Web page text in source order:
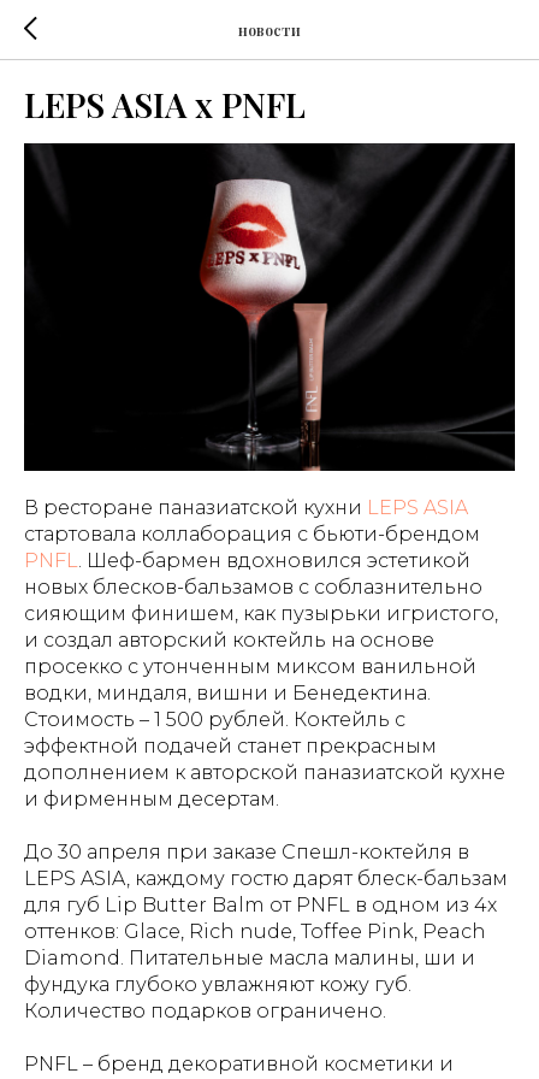
новости
LEPS ASIA x PNFL
В ресторане паназиатской кухни LEPS ASIA
стартовала коллаборация с бьюти-брендом
PNFL. Шеф-бармен вдохновился эстетикой
новых блесков-бальзамов с соблазнительно
сияющим финишем, как пузырьки игристого,
и создал авторский коктейль на основе
просекко с утонченным миксом ванильной
водки, миндаля, вишни и Бенедектина.
Стоимость – 1 500 рублей. Коктейль с
эффектной подачей станет прекрасным
дополнением к авторской паназиатской кухне
и фирменным десертам.
До 30 апреля при заказе Спешл-коктейля в
LEPS ASIA, каждому гостю дарят блеск-бальзам
для губ Lip Butter Balm от PNFL в одном из 4х
оттенков: Glace, Rich nude, Toffee Pink, Peach
Diamond. Питательные масла малины, ши и
фундука глубоко увлажняют кожу губ.
Количество подарков ограничено.
PNFL – бренд декоративной косметики и